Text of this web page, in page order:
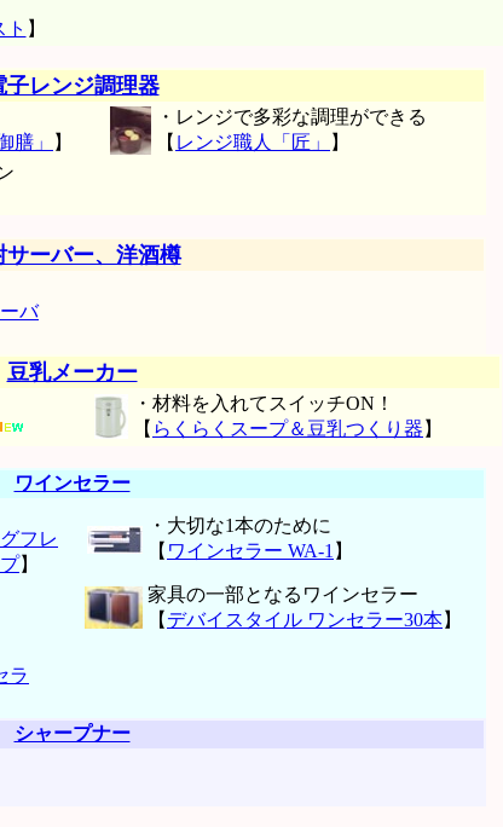
】
子レンジ調理器
膳」 】
・レンジで多彩な調理ができる
【 レンジ職人「匠」
】
サーバー、洋酒樽
バ
豆乳メーカー
・材料を入れてスイッチON！
【 らくらくスープ＆豆乳つくり器 】
ワインセラー
フレ
】
・大切な1本のために
【 ワインセラー WA-1 】
家具の一部となるワインセラー
【 デバイスタイル ワンセラー30本】
ラ
シャープナー